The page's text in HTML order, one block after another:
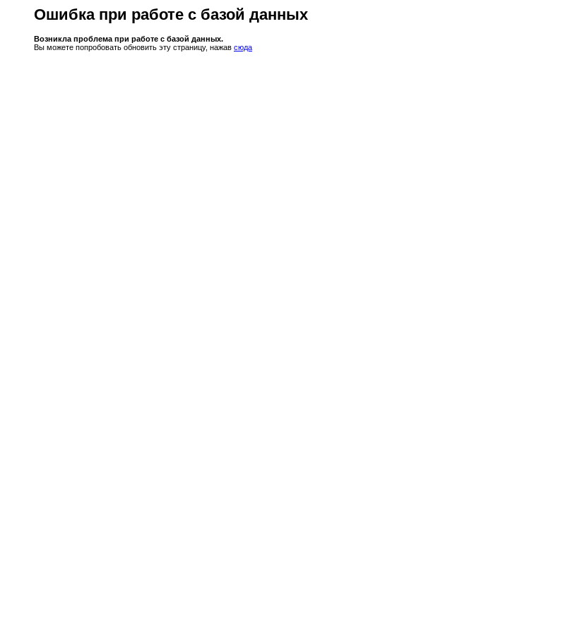
Ошибка при работе с базой данных
Возникла проблема при работе с базой данных.
Вы можете попробовать обновить эту страницу, нажав сюда